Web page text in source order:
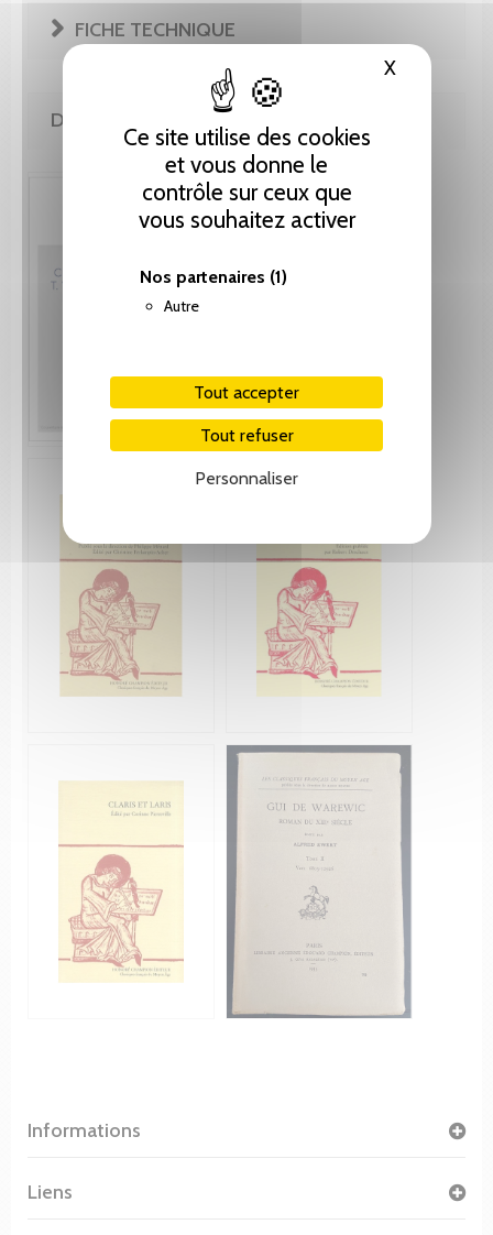
Ce site utilise des cookies
et vous donne le
contrôle sur ceux que
vous souhaitez activer
Nos partenaires (1)
Autre
Tout accepter
Tout refuser
Personnaliser
XMasquer
FICHE TECHNIQUE
DE LA MÊME COLLECTION
Informations
Liens